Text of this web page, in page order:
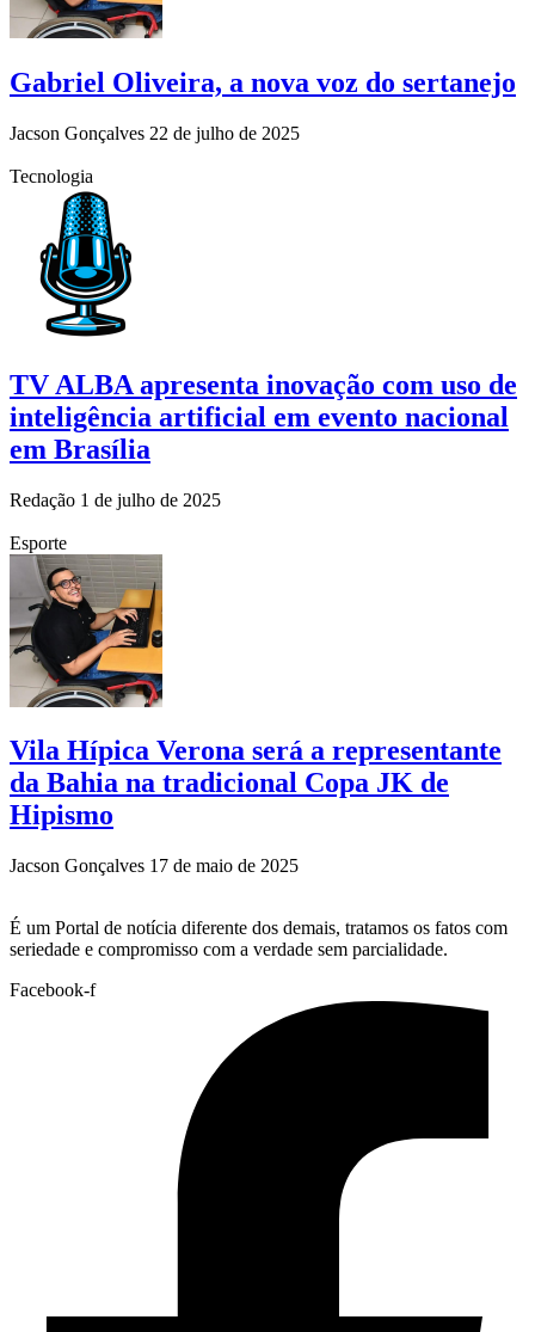
Gabriel Oliveira, a nova voz do sertanejo
Jacson Gonçalves 22 de julho de 2025
Tecnologia
TV ALBA apresenta inovação com uso de
inteligência artificial em evento nacional
em Brasília
Redação 1 de julho de 2025
Esporte
Vila Hípica Verona será a representante
da Bahia na tradicional Copa JK de
Hipismo
Jacson Gonçalves 17 de maio de 2025
É um Portal de notícia diferente dos demais, tratamos os fatos com
seriedade e compromisso com a verdade sem parcialidade.
Facebook-f